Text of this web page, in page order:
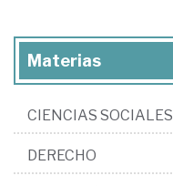
Materias
CIENCIAS SOCIALES
DERECHO